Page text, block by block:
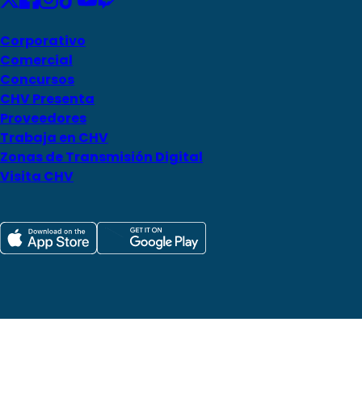
Corporativo
Comercial
Concursos
CHV Presenta
Proveedores
Trabaja en CHV
Zonas de Transmisión Digital
Visita CHV